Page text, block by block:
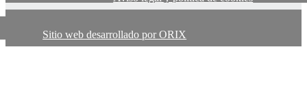
Sitio web desarrollado por ORIX